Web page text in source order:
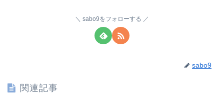
sabo9をフォローする
sabo9
関連記事